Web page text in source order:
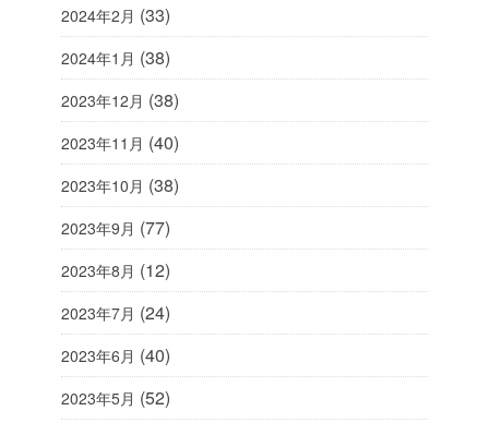
2024年2月 (33)
2024年1月 (38)
2023年12月 (38)
2023年11月 (40)
2023年10月 (38)
2023年9月 (77)
2023年8月 (12)
2023年7月 (24)
2023年6月 (40)
2023年5月 (52)